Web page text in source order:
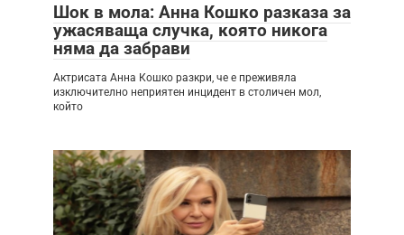
Шок в мола: Анна Кошко разказа за
ужасяваща случка, която никога
няма да забрави
Актрисата Анна Кошко разкри, че е преживяла
изключително неприятен инцидент в столичен мол,
който